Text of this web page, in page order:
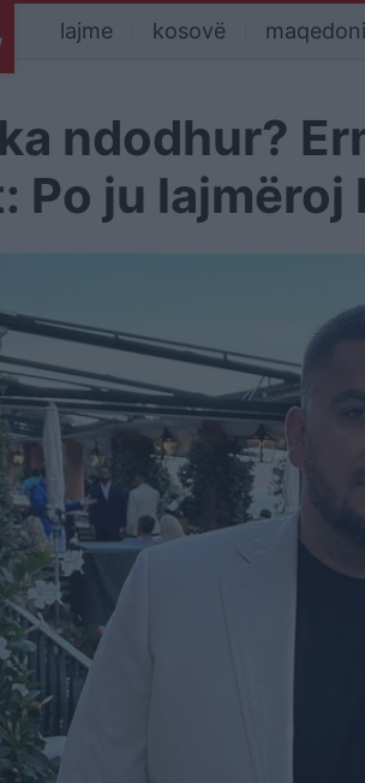
lajme kosovë maqedoni
ndodhur?
Po ju